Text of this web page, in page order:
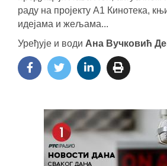
раду на пројекту А1 Кинотека,
идејама и жељама...
Уређује и води Ана Вучковић